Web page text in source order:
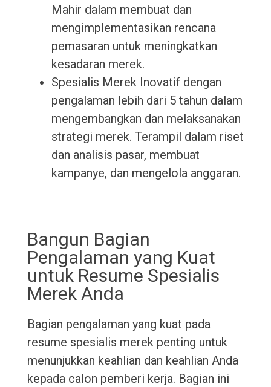
Mahir dalam membuat dan
mengimplementasikan rencana
pemasaran untuk meningkatkan
kesadaran merek.
Spesialis Merek Inovatif dengan
pengalaman lebih dari 5 tahun dalam
mengembangkan dan melaksanakan
strategi merek. Terampil dalam riset
dan analisis pasar, membuat
kampanye, dan mengelola anggaran.
Bangun Bagian
Pengalaman yang Kuat
untuk Resume Spesialis
Merek Anda
Bagian pengalaman yang kuat pada
resume spesialis merek penting untuk
menunjukkan keahlian dan keahlian Anda
kepada calon pemberi kerja. Bagian ini